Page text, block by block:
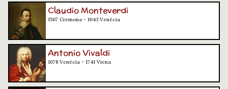
Claudio Monteverdi
1567 Cremona - 1643 Venècia
Antonio Vivaldi
1678 Venècia - 1741 Viena